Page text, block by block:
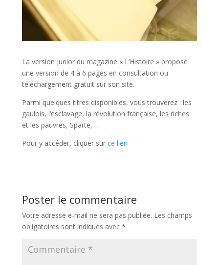
La version junior du magazine « L’Histoire » propose
une version de 4 à 6 pages en consultation ou
téléchargement gratuit sur son site.
Parmi quelques titres disponibles, vous trouverez : les
gaulois, l’esclavage, la révolution française, les riches
et les pauvres, Sparte, …
Pour y accéder, cliquer sur ce lien
Poster le commentaire
Votre adresse e-mail ne sera pas publiée. Les champs
obligatoires sont indiqués avec *